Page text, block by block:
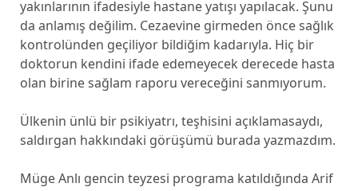
yakınlarının ifadesiyle hastane yatışı yapılacak. Şunu
da anlamış değilim. Cezaevine girmeden önce sağlık
kontrolünden geçiliyor bildiğim kadarıyla. Hiç bir
doktorun kendini ifade edemeyecek derecede hasta
olan birine sağlam raporu vereceğini sanmıyorum.
Ülkenin ünlü bir psikiyatrı, teşhisini açıklamasaydı,
saldırgan hakkındaki görüşümü burada yazmazdım.
Müge Anlı gencin teyzesi programa katıldığında Arif